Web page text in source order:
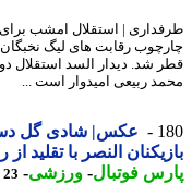
| استقلال امشب برای
رقابت های لیگ نخبگان
ربیعی امیدوار است ...
عکس| شادی گل دسته
النصر با تقلید از
فوتبال-ورزشی-